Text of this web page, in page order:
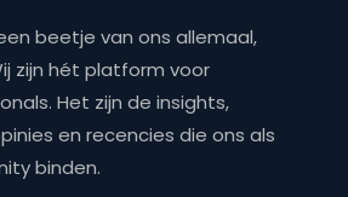
beetje van ons allemaal,
zijn hét platform voor
Het zijn de insights,
en recencies die ons als
binden.